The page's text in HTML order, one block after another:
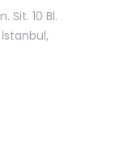
Sit. 10 Bl.